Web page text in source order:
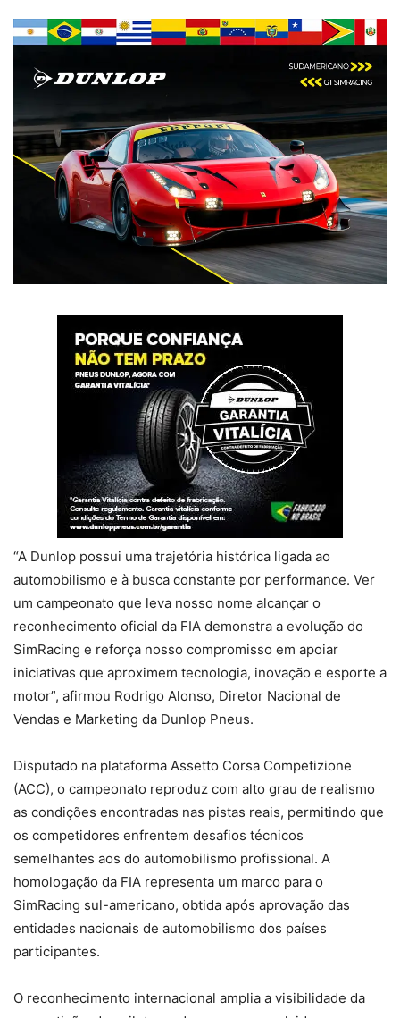
“A Dunlop possui uma trajetória histórica ligada ao
automobilismo e à busca constante por performance. Ver
um campeonato que leva nosso nome alcançar o
reconhecimento oficial da FIA demonstra a evolução do
SimRacing e reforça nosso compromisso em apoiar
iniciativas que aproximem tecnologia, inovação e esporte a
motor”, afirmou Rodrigo Alonso, Diretor Nacional de
Vendas e Marketing da Dunlop Pneus.
Disputado na plataforma Assetto Corsa Competizione
(ACC), o campeonato reproduz com alto grau de realismo
as condições encontradas nas pistas reais, permitindo que
os competidores enfrentem desafios técnicos
semelhantes aos do automobilismo profissional. A
homologação da FIA representa um marco para o
SimRacing sul-americano, obtida após aprovação das
entidades nacionais de automobilismo dos países
participantes.
O reconhecimento internacional amplia a visibilidade da